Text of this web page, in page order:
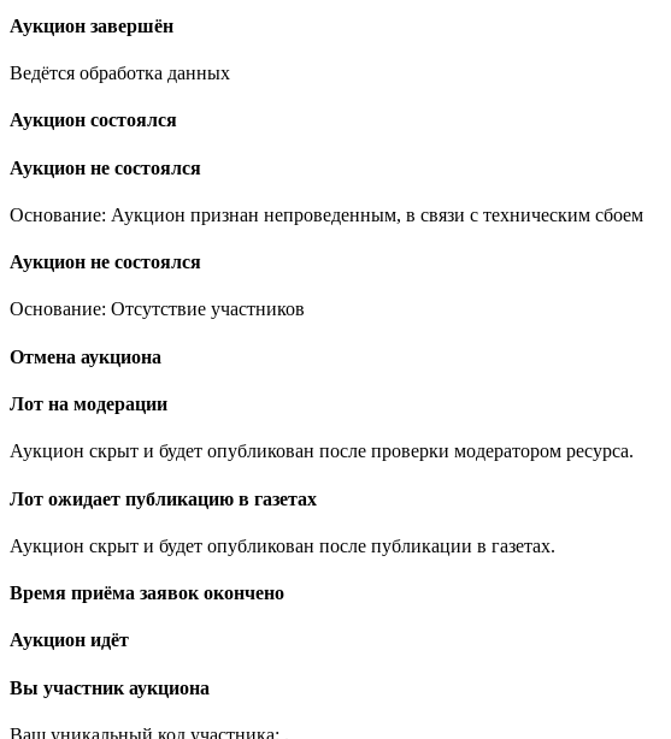
Аукцион завершён
Ведётся обработка данных
Аукцион состоялся
Аукцион не состоялся
Основание: Аукцион признан непроведенным, в связи с техническим сбоем
Аукцион не состоялся
Основание: Отсутствие участников
Отмена аукциона
Лот на модерации
Аукцион скрыт и будет опубликован после проверки модератором ресурса.
Лот ожидает публикацию в газетах
Аукцион скрыт и будет опубликован после публикации в газетах.
Время приёма заявок окончено
Аукцион идёт
Вы участник аукциона
Ваш уникальный код участника: .